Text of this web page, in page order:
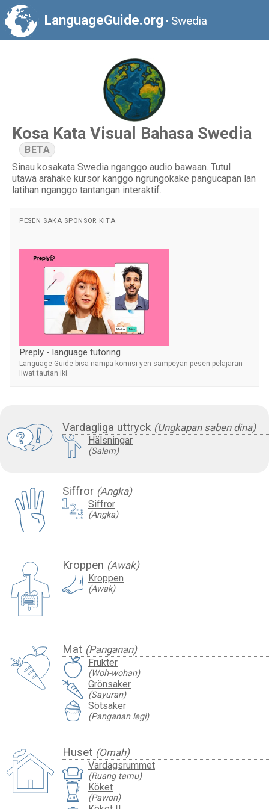
LanguageGuide.org • Swedia
Kosa Kata Visual Bahasa Swedia
BETA
Sinau kosakata Swedia nganggo audio bawaan. Tutul
utawa arahake kursor kanggo ngrungokake pangucapan lan
latihan nganggo tantangan interaktif.
Vardagliga uttryck (Ungkapan saben dina)
Hälsningar
(Salam)
Siffror (Angka)
Siffror
(Angka)
Kroppen (Awak)
Kroppen
(Awak)
Mat (Panganan)
Frukter
(Woh-wohan)
Grönsaker
(Sayuran)
Sötsaker
(Panganan legi)
Huset (Omah)
Vardagsrummet
(Ruang tamu)
Köket
(Pawon)
PESEN SAKA SPONSOR KITA
Preply - language tutoring
Language Guide bisa nampa komisi yen sampeyan pesen pelajaran
liwat tautan iki.